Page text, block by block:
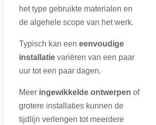
het type gebruikte materialen en
de algehele scope van het werk.
Typisch kan een eenvoudige
installatie variëren van een paar
uur tot een paar dagen.
Meer ingewikkelde ontwerpen of
grotere installaties kunnen de
tijdlijn verlengen tot meerdere